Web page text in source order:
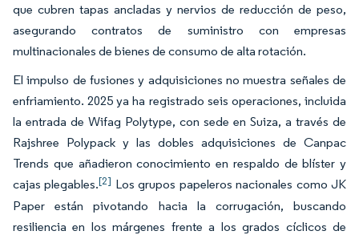
que cubren tapas ancladas y nervios de reducción de peso,
asegurando contratos de suministro con empresas
multinacionales de bienes de consumo de alta rotación.
El impulso de fusiones y adquisiciones no muestra señales de
enfriamiento. 2025 ya ha registrado seis operaciones, incluida
la entrada de Wifag Polytype, con sede en Suiza, a través de
Rajshree Polypack y las dobles adquisiciones de Canpac
Trends que añadieron conocimiento en respaldo de blíster y
cajas plegables.[2] Los grupos papeleros nacionales como JK
Paper están pivotando hacia la corrugación, buscando
resiliencia en los márgenes frente a los grados cíclicos de